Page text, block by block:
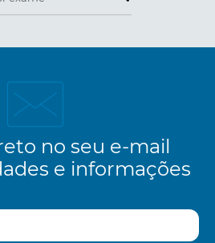
no seu e-mail
e informações